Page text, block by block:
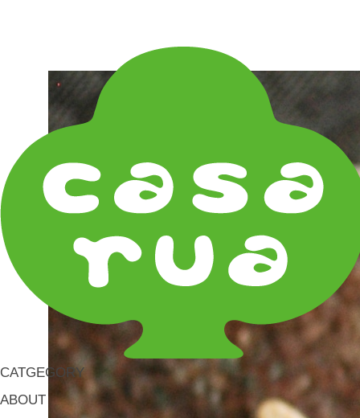
CATGEGORY
ABOUT